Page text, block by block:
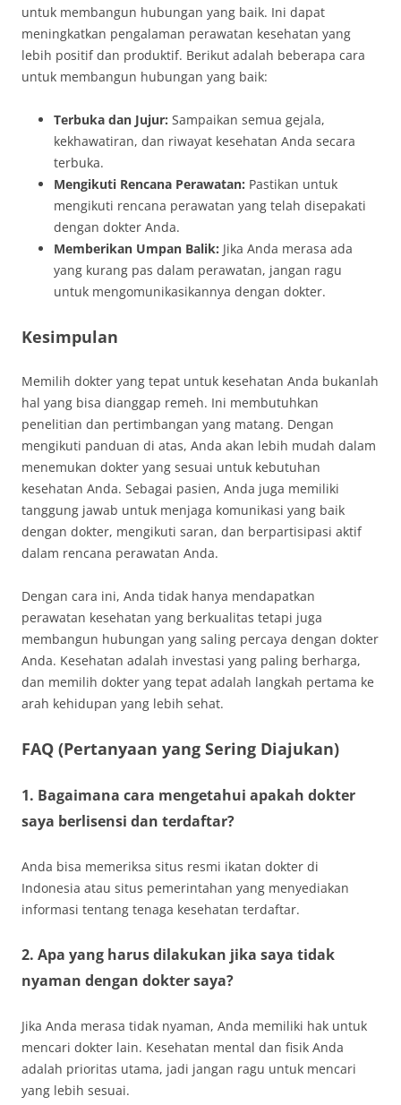
untuk membangun hubungan yang baik. Ini dapat
meningkatkan pengalaman perawatan kesehatan yang
lebih positif dan produktif. Berikut adalah beberapa cara
untuk membangun hubungan yang baik:
Terbuka dan Jujur: Sampaikan semua gejala,
kekhawatiran, dan riwayat kesehatan Anda secara
terbuka.
Mengikuti Rencana Perawatan: Pastikan untuk
mengikuti rencana perawatan yang telah disepakati
dengan dokter Anda.
Memberikan Umpan Balik: Jika Anda merasa ada
yang kurang pas dalam perawatan, jangan ragu
untuk mengomunikasikannya dengan dokter.
Kesimpulan
Memilih dokter yang tepat untuk kesehatan Anda bukanlah
hal yang bisa dianggap remeh. Ini membutuhkan
penelitian dan pertimbangan yang matang. Dengan
mengikuti panduan di atas, Anda akan lebih mudah dalam
menemukan dokter yang sesuai untuk kebutuhan
kesehatan Anda. Sebagai pasien, Anda juga memiliki
tanggung jawab untuk menjaga komunikasi yang baik
dengan dokter, mengikuti saran, dan berpartisipasi aktif
dalam rencana perawatan Anda.
Dengan cara ini, Anda tidak hanya mendapatkan
perawatan kesehatan yang berkualitas tetapi juga
membangun hubungan yang saling percaya dengan dokter
Anda. Kesehatan adalah investasi yang paling berharga,
dan memilih dokter yang tepat adalah langkah pertama ke
arah kehidupan yang lebih sehat.
FAQ (Pertanyaan yang Sering Diajukan)
1. Bagaimana cara mengetahui apakah dokter
saya berlisensi dan terdaftar?
Anda bisa memeriksa situs resmi ikatan dokter di
Indonesia atau situs pemerintahan yang menyediakan
informasi tentang tenaga kesehatan terdaftar.
2. Apa yang harus dilakukan jika saya tidak
nyaman dengan dokter saya?
Jika Anda merasa tidak nyaman, Anda memiliki hak untuk
mencari dokter lain. Kesehatan mental dan fisik Anda
adalah prioritas utama, jadi jangan ragu untuk mencari
yang lebih sesuai.